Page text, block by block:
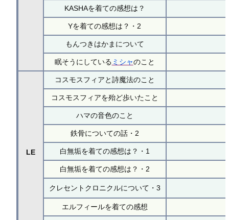
KASHAを着ての感想は？
Yを着ての感想は？・2
もんつきはかまについて
眠そうにしている ミシャのこと
LE
コスモスフィアと詩魔法のこと
コスモスフィアを殆ど歩いたこと
ハマの音色のこと
鉄骨についての話・2
白無垢を着ての感想は？・1
白無垢を着ての感想は？・2
クレセントクロニクルについて・3
エルフィールを着ての感想